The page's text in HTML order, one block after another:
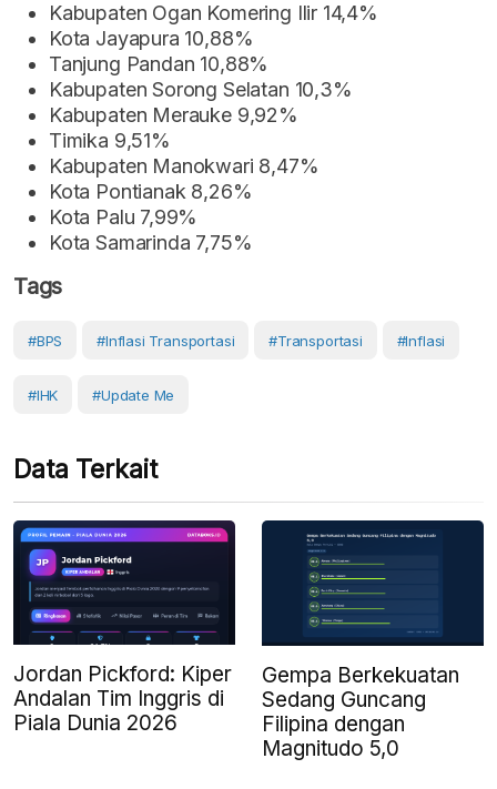
Kabupaten Ogan Komering Ilir 14,4%
Kota Jayapura 10,88%
Tanjung Pandan 10,88%
Kabupaten Sorong Selatan 10,3%
Kabupaten Merauke 9,92%
Timika 9,51%
Kabupaten Manokwari 8,47%
Kota Pontianak 8,26%
Kota Palu 7,99%
Kota Samarinda 7,75%
Tags
#BPS #Inflasi Transportasi #Transportasi #Inflasi
#IHK #Update Me
Data Terkait
Jordan Pickford: Kiper
Andalan Tim Inggris di
Piala Dunia 2026
Gempa Berkekuatan
Sedang Guncang
Filipina dengan
Magnitudo 5,0